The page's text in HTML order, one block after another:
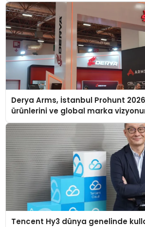
Derya Arms, İstanbul Prohunt
ürünlerini ve global marka
Tencent Hy3 dünya genelinde